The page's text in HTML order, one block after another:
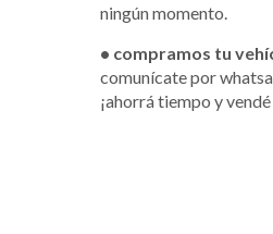
ningún momento.
• compramos tu
comunícate por
¡ahorrá tiempo y